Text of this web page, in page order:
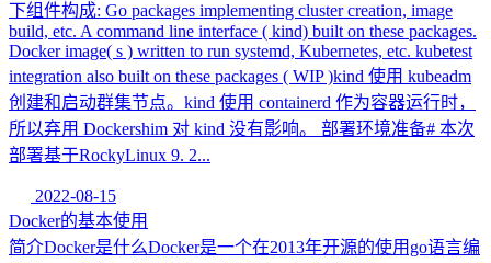
下组件构成: Go packages implementing cluster creation, image
build, etc. A command line interface ( kind) built on these packages.
Docker image( s ) written to run systemd, Kubernetes, etc. kubetest
integration also built on these packages ( WIP )kind 使用 kubeadm
创建和启动群集节点。kind 使用 containerd 作为容器运行时，
所以弃用 Dockershim 对 kind 没有影响。 部署环境准备# 本次
部署基于RockyLinux 9. 2...
2022-08-15
Docker的基本使用
简介Docker是什么Docker是一个在2013年开源的使用go语言编